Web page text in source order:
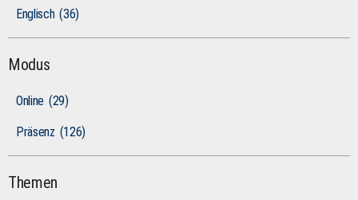
Englisch (36)
Modus
Online (29)
Präsenz (126)
Themen